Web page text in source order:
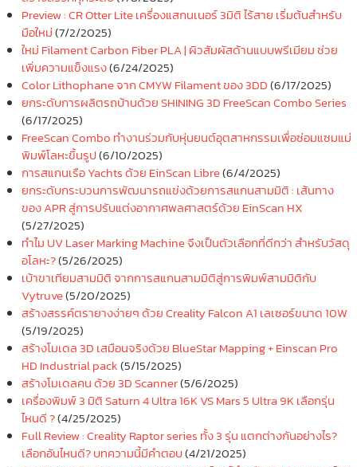
Preview : CR Otter Lite เครื่องแสกนเนอร์ 3มิติ ไร้สาย เริ่มต้นสำหรับ
มือใหม่(7/2/2025)
ใหม่ Filament Carbon Fiber PLA | ผิวสัมผัสด้านแบบพรีเมียม ช่วย
เพิ่มความแข็งแรง(6/24/2025)
Color Lithophane จาก CMYW Filament ของ 3DD(6/17/2025)
ยกระดับการผลิตรถบ้านด้วย SHINING 3D FreeScan Combo Series
(6/17/2025)
FreeScan Combo ทำงานร่วมกับหุ่นยนต์อุตสาหกรรมเพื่อซ่อมแซมแม่
พิมพ์โลหะขึ้นรูป(6/10/2025)
การสแกนเรือ Yachts ด้วย EinScan Libre(6/4/2025)
ยกระดับกระบวนการพัฒนารถแข่งด้วยการสแกนสามมิติ : เส้นทาง
ของ APR สู่การปรับแต่งอากาศพลศาสตร์ด้วย EinScan HX
(5/27/2025)
ทำไม UV Laser Marking Machine จึงเป็นตัวเลือกที่ดีกว่า สำหรับวัสดุ
อโลหะ?(5/26/2025)
เบ้าขาเทียมสามมิติ จากการสแกนสามมิติสู่การพิมพ์สามมิติกับ
Vytruve(5/20/2025)
สร้างสรรค์ตรายางง่ายๆ ด้วย Creality Falcon A1 เลเซอร์ขนาด 10W
(5/19/2025)
สร้างโมเดล 3D เสมือนจริงด้วย BlueStar Mapping + Einscan Pro
HD Industrial pack(5/15/2025)
สร้างโมเดลคน ด้วย 3D Scanner(5/6/2025)
เครื่องพิมพ์ 3 มิติ Saturn 4 Ultra 16K VS Mars 5 Ultra 9K เลือกรุ่น
ไหนดี ?(4/25/2025)
Full Review : Creality Raptor series ทั้ง 3 รุ่น แตกต่างกันอย่างไร?
เลือกอันไหนดี? บทความนี้มีคำตอบ(4/21/2025)